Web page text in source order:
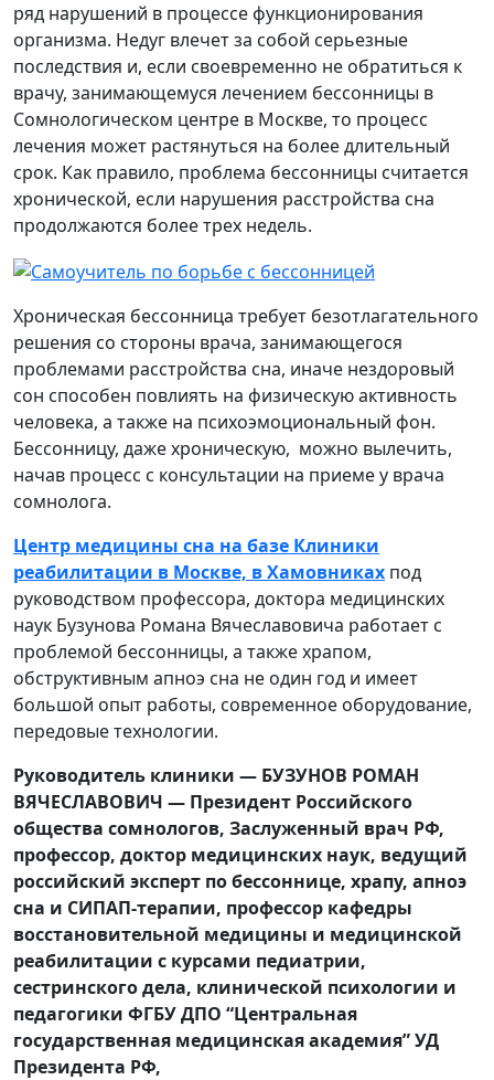
ряд нарушений в процессе функционирования
организма. Недуг влечет за собой серьезные
последствия и, если своевременно не обратиться к
врачу, занимающемуся лечением бессонницы в
Сомнологическом центре в Москве, то процесс
лечения может растянуться на более длительный
срок. Как правило, проблема бессонницы считается
хронической, если нарушения расстройства сна
продолжаются более трех недель.
Хроническая бессонница требует безотлагательного
решения со стороны врача, занимающегося
проблемами расстройства сна, иначе нездоровый
сон способен повлиять на физическую активность
человека, а также на психоэмоциональный фон.
Бессонницу, даже хроническую, можно вылечить,
начав процесс с консультации на приеме у врача
сомнолога.
Центр медицины сна на базе Клиники
реабилитации в Москве, в Хамовниках под
руководством профессора, доктора медицинских
наук Бузунова Романа Вячеславовича работает с
проблемой бессонницы, а также храпом,
обструктивным апноэ сна не один год и имеет
большой опыт работы, современное оборудование,
передовые технологии.
Руководитель клиники — БУЗУНОВ РОМАН
ВЯЧЕСЛАВОВИЧ — Президент Российского
общества сомнологов, Заслуженный врач РФ,
профессор, доктор медицинских наук, ведущий
российский эксперт по бессоннице, храпу, апноэ
сна и СИПАП-терапии, профессор кафедры
восстановительной медицины и медицинской
реабилитации с курсами педиатрии,
сестринского дела, клинической психологии и
педагогики ФГБУ ДПО “Центральная
государственная медицинская академия” УД
Президента РФ,